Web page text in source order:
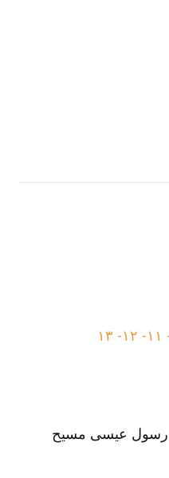
۱۱- ۱۲- ۱۳
رسول عیسی مسیح